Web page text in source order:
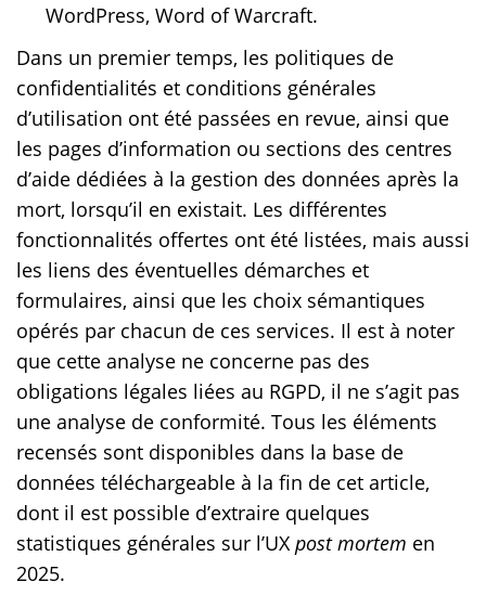
WordPress, Word of Warcraft.
Dans un premier temps, les politiques de
confidentialités et conditions générales
d’utilisation ont été passées en revue, ainsi que
les pages d’information ou sections des centres
d’aide dédiées à la gestion des données après la
mort, lorsqu’il en existait. Les différentes
fonctionnalités offertes ont été listées, mais aussi
les liens des éventuelles démarches et
formulaires, ainsi que les choix sémantiques
opérés par chacun de ces services. Il est à noter
que cette analyse ne concerne pas des
obligations légales liées au RGPD, il ne s’agit pas
une analyse de conformité. Tous les éléments
recensés sont disponibles dans la base de
données téléchargeable à la fin de cet article,
dont il est possible d’extraire quelques
statistiques générales sur l’UX post mortem en
2025.